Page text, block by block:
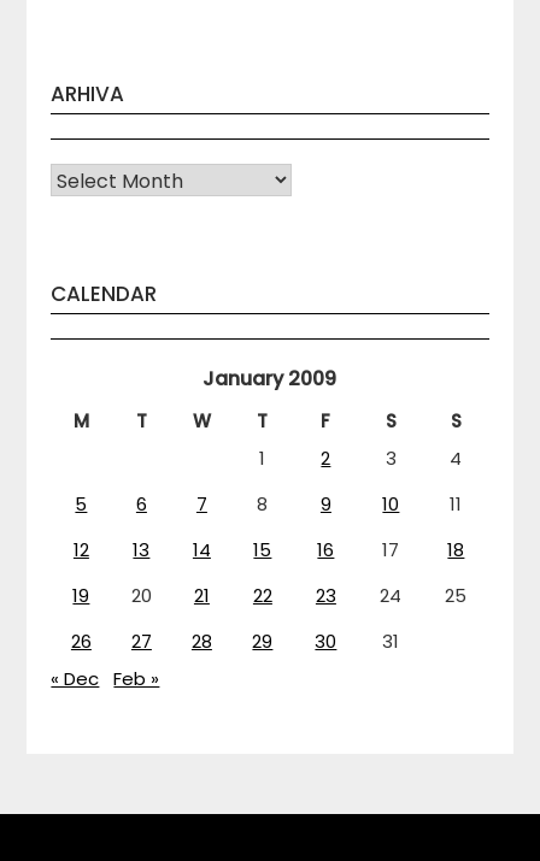
ARHIVA
Arhiva
CALENDAR
January 2009
M T W T F S
S
1
2 3
4
5
6 7 8 9 10
11
12
13 14 15 16 17
18
19
20 21 22 23 24
25
26
27 28 29 30
31
« Dec Feb »